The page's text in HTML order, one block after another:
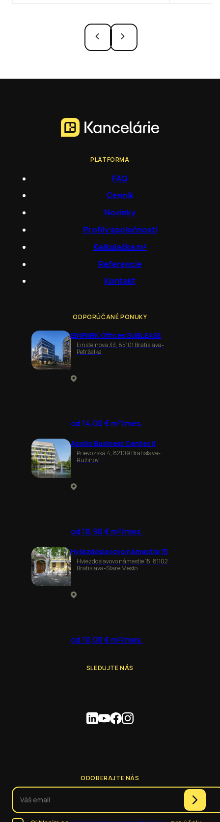
PLATFORMA
FAQ
Cenník
Novinky
Profily spoločností
Kalkulačka m²
Referencie
Kontakt
ODPORÚČANÉ PONUKY
EINPARK Offices SUBLEASE
Einsteinova 33, 85101 Bratislava-
Petržalka
od 14,00 € m²/mes.
Apollo Business Center II
Prievozská 4, 82109 Bratislava-
Ružinov
od 10,90 € m²/mes.
Hviezdoslavovo námestie 15
Hviezdoslavovo námestie 15, 81102
Bratislava-Staré Mesto
od 10,00 € m²/mes.
SLEDUJTE NÁS
ODOBERAJTE NÁS